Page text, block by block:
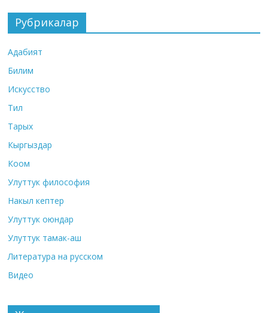
Рубрикалар
Адабият
Билим
Искусство
Тил
Тарых
Кыргыздар
Коом
Улуттук философия
Накыл кептер
Улуттук оюндар
Улуттук тамак-аш
Литература на русском
Видео